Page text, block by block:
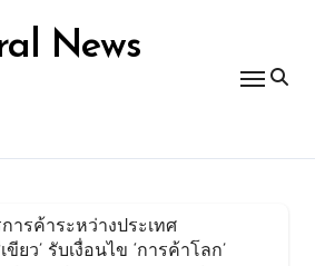
News
ารค้าระหว่างประเทศ
ขียว’ รับเงื่อนไข ‘การค้าโลก’